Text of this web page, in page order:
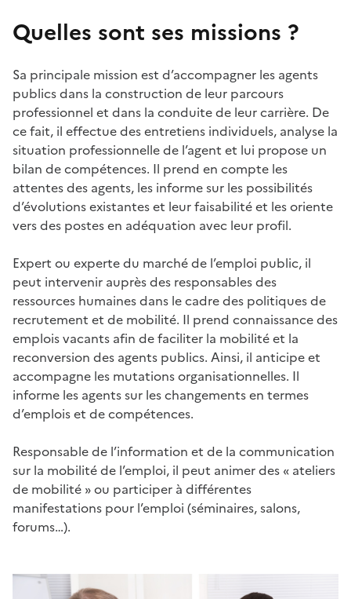
Quelles sont ses missions ?
Sa principale mission est d’accompagner les agents
publics dans la construction de leur parcours
professionnel et dans la conduite de leur carrière. De
ce fait, il effectue des entretiens individuels, analyse la
situation professionnelle de l’agent et lui propose un
bilan de compétences. Il prend en compte les
attentes des agents, les informe sur les possibilités
d’évolutions existantes et leur faisabilité et les oriente
vers des postes en adéquation avec leur profil.
Expert ou experte du marché de l’emploi public, il
peut intervenir auprès des responsables des
ressources humaines dans le cadre des politiques de
recrutement et de mobilité. Il prend connaissance des
emplois vacants afin de faciliter la mobilité et la
reconversion des agents publics. Ainsi, il anticipe et
accompagne les mutations organisationnelles. Il
informe les agents sur les changements en termes
d’emplois et de compétences.
Responsable de l’information et de la communication
sur la mobilité de l’emploi, il peut animer des « ateliers
de mobilité » ou participer à différentes
manifestations pour l’emploi (séminaires, salons,
forums…).